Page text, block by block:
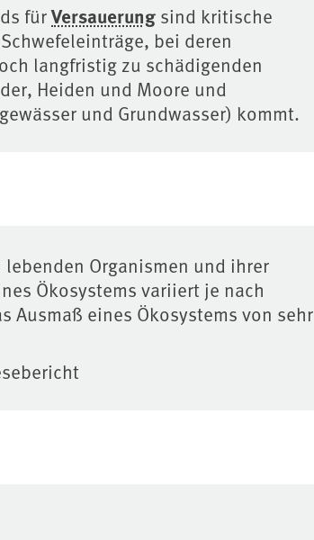
fürVersauerung sind kritische
bei deren
langfristig zu schädigenden
Heiden und Moore und
und Grundwasser) kommt.
Organismen und ihrer
Ökosystems variiert je nach
Ausmaß eines Ökosystems von sehr